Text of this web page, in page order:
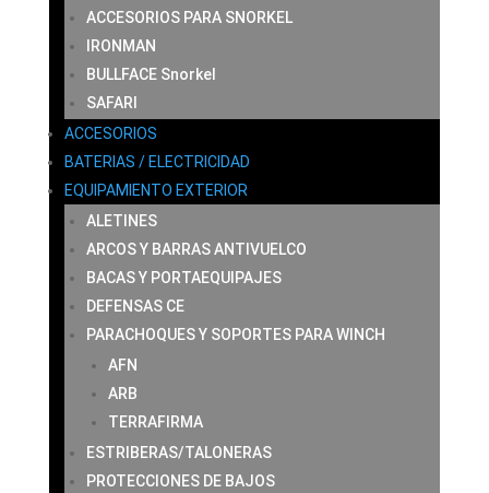
ACCESORIOS PARA SNORKEL
IRONMAN
BULLFACE Snorkel
SAFARI
ACCESORIOS
BATERIAS / ELECTRICIDAD
EQUIPAMIENTO EXTERIOR
ALETINES
ARCOS Y BARRAS ANTIVUELCO
BACAS Y PORTAEQUIPAJES
DEFENSAS CE
PARACHOQUES Y SOPORTES PARA WINCH
AFN
ARB
TERRAFIRMA
ESTRIBERAS/TALONERAS
PROTECCIONES DE BAJOS